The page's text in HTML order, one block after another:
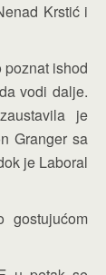
Krstić i
ishod
vodi dalje.
je
Granger sa
je Laboral